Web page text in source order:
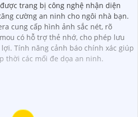
trang bị công nghệ nhận diện
cường an ninh cho ngôi nhà bạn.
cung cấp hình ảnh sắc nét, rõ
có hỗ trợ thẻ nhớ, cho phép lưu
Tính năng cảnh báo chính xác giúp
thời các mối đe dọa an ninh.
chọn lắp Camera Wifi Imou giá